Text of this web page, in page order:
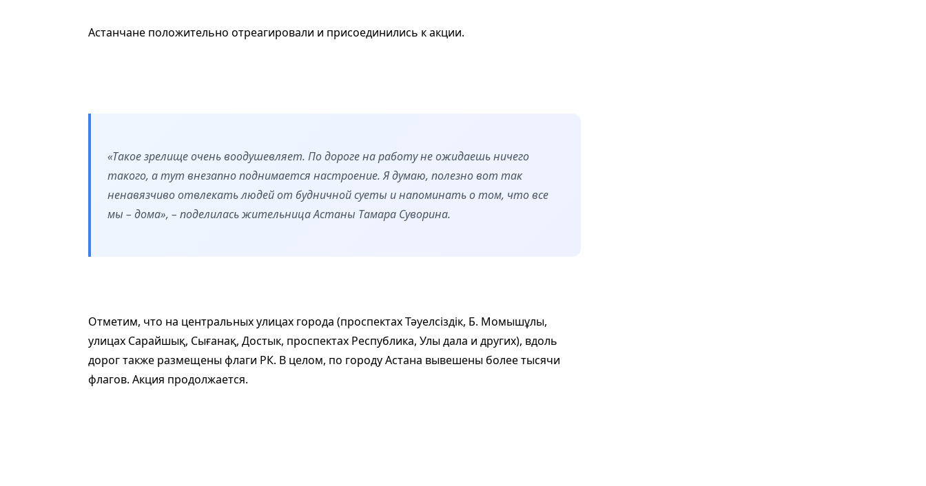
Астанчане положительно отреагировали и присоединились к акции.
«Такое зрелище очень воодушевляет. По дороге на работу не ожидаешь ничего
такого, а тут внезапно поднимается настроение. Я думаю, полезно вот так
ненавязчиво отвлекать людей от будничной суеты и напоминать о том, что все
мы – дома», – поделилась жительница Астаны Тамара Суворина.
Отметим, что на центральных улицах города (проспектах Тәуелсіздік, Б. Момышұлы,
улицах Сарайшық, Сығанақ, Достык, проспектах Республика, Улы дала и других), вдоль
дорог также размещены флаги РК. В целом, по городу Астана вывешены более тысячи
флагов. Акция продолжается.